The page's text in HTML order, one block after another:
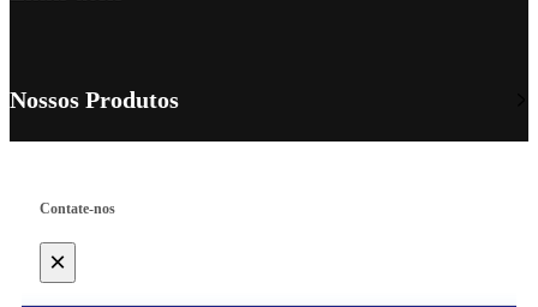
Nossos Produtos
Contate-nos
×